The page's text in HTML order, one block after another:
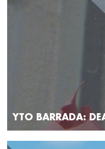
YTO BARRADA: